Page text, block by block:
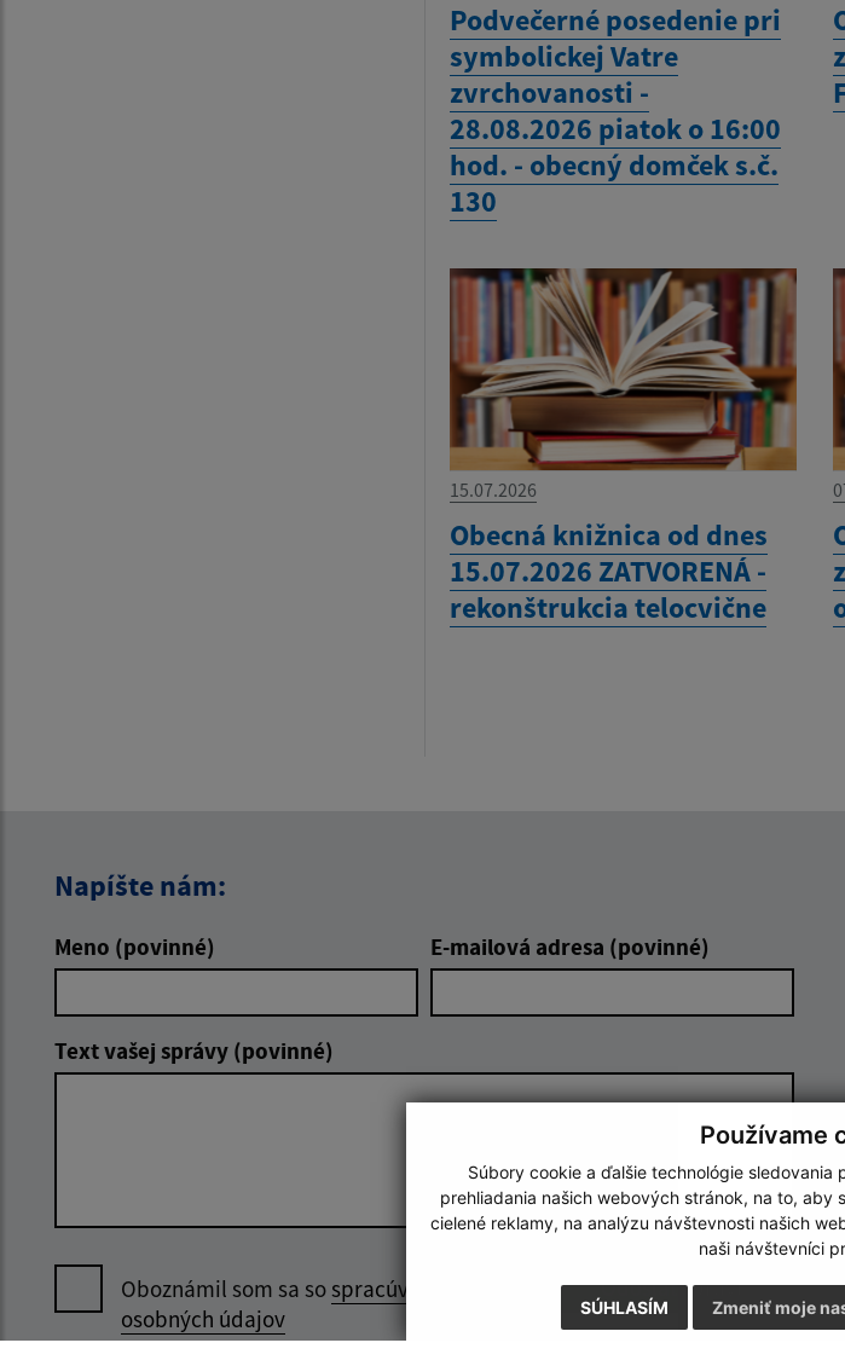
Používame
Súbory cookie a ďalšie technológie
prehliadania našich webových stránok, na to, aby
cielené reklamy, na analýzu návštevnosti našich
naši návštevníci
SÚHLASÍM Zmeniť moje
Podvečerné posedenie pri
symbolickej Vatre
zvrchovanosti -
28.08.2026 piatok o 16:00
hod. - obecný domček s.č.
130
15.07.2026
Obecná knižnica od dnes
15.07.2026 ZATVORENÁ -
rekonštrukcia telocvične
Napíšte nám:
Meno (povinné) E-mailová adresa (povinné)
Text vašej správy (povinné)
Oboznámil som sa sospracúvaním
osobných údajov
Odoslať správu